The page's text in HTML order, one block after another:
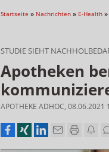
Startseite » Nachrichten » E-Health »
STUDIE SIEHT
Apotheken
APOTHEKE ADHOC, 08.06.2021